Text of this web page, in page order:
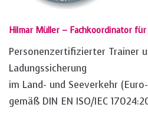
Hilmar Müller – Fachkoordinator
Personenzertifizierter Trainer
Ladungssicherung
im Land- und Seeverkehr
gemäß DIN EN ISO/IEC